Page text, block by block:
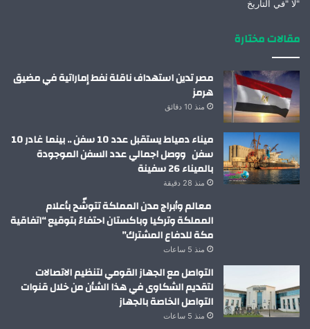
مقالات مختارة
مصر تدين استهداف ناقلة نفط إماراتية في مضيق
هرمز
منذ 10 دقائق
ميناء دمياط يستقبل عدد 10 سفن .. بينما غادر 10
سفن ووصل اجمالي عدد السفن الموجودة
بالميناء 26 سفينة
منذ 28 دقيقة
معالم وأبراج مدن المملكة تتوشّح بأعلام
المملكة وتركيا وباكستان احتفاءً بتوقيع “اتفاقية
مكة للدفاع المشترك”
منذ 5 ساعات
التواصل مع الجهاز القومي لتنظيم الاتصالات
لتقديم الشكاوى في هذا الشأن من خلال قنوات
التواصل الخاصة بالجهاز
منذ 5 ساعات